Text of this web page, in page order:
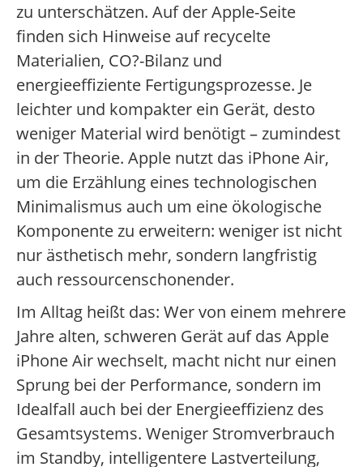
zu unterschätzen. Auf der Apple-Seite
finden sich Hinweise auf recycelte
Materialien, CO?-Bilanz und
energieeffiziente Fertigungsprozesse. Je
leichter und kompakter ein Gerät, desto
weniger Material wird benötigt – zumindest
in der Theorie. Apple nutzt das iPhone Air,
um die Erzählung eines technologischen
Minimalismus auch um eine ökologische
Komponente zu erweitern: weniger ist nicht
nur ästhetisch mehr, sondern langfristig
auch ressourcenschonender.
Im Alltag heißt das: Wer von einem mehrere
Jahre alten, schweren Gerät auf das Apple
iPhone Air wechselt, macht nicht nur einen
Sprung bei der Performance, sondern im
Idealfall auch bei der Energieeffizienz des
Gesamtsystems. Weniger Stromverbrauch
im Standby, intelligentere Lastverteilung,